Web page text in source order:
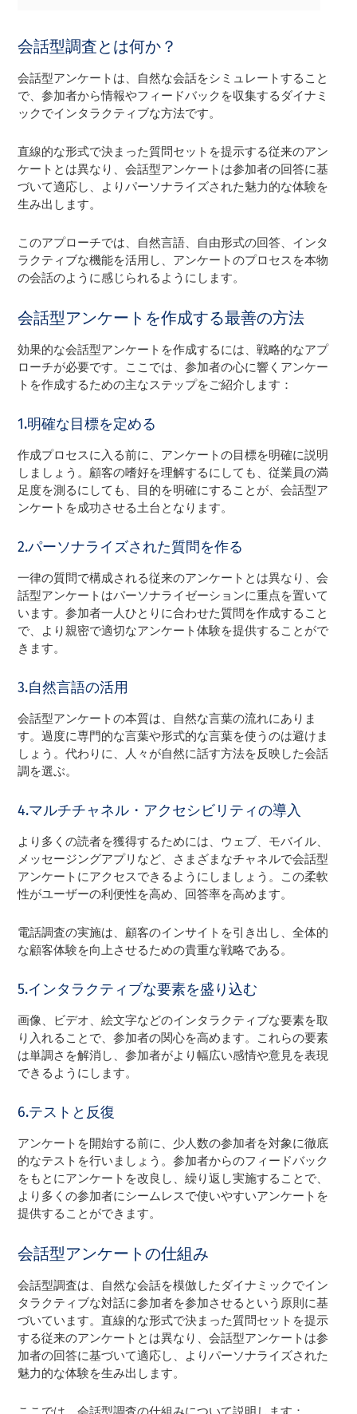
会話型調査とは何か？
会話型アンケートは、自然な会話をシミュレートすること
で、参加者から情報やフィードバックを収集するダイナミ
ックでインタラクティブな方法です。
直線的な形式で決まった質問セットを提示する従来のアン
ケートとは異なり、会話型アンケートは参加者の回答に基
づいて適応し、よりパーソナライズされた魅力的な体験を
生み出します。
このアプローチでは、自然言語、自由形式の回答、インタ
ラクティブな機能を活用し、アンケートのプロセスを本物
の会話のように感じられるようにします。
会話型アンケートを作成する最善の方法
効果的な会話型アンケートを作成するには、戦略的なアプ
ローチが必要です。ここでは、参加者の心に響くアンケー
トを作成するための主なステップをご紹介します：
1.明確な目標を定める
作成プロセスに入る前に、アンケートの目標を明確に説明
しましょう。顧客の嗜好を理解するにしても、従業員の満
足度を測るにしても、目的を明確にすることが、会話型ア
ンケートを成功させる土台となります。
2.パーソナライズされた質問を作る
一律の質問で構成される従来のアンケートとは異なり、会
話型アンケートはパーソナライゼーションに重点を置いて
います。参加者一人ひとりに合わせた質問を作成すること
で、より親密で適切なアンケート体験を提供することがで
きます。
3.自然言語の活用
会話型アンケートの本質は、自然な言葉の流れにありま
す。過度に専門的な言葉や形式的な言葉を使うのは避けま
しょう。代わりに、人々が自然に話す方法を反映した会話
調を選ぶ。
4.マルチチャネル・アクセシビリティの導入
より多くの読者を獲得するためには、ウェブ、モバイル、
メッセージングアプリなど、さまざまなチャネルで会話型
アンケートにアクセスできるようにしましょう。この柔軟
性がユーザーの利便性を高め、回答率を高めます。
電話調査の実施は、顧客のインサイトを引き出し、全体的
な顧客体験を向上させるための貴重な戦略である。
5.インタラクティブな要素を盛り込む
画像、ビデオ、絵文字などのインタラクティブな要素を取
り入れることで、参加者の関心を高めます。これらの要素
は単調さを解消し、参加者がより幅広い感情や意見を表現
できるようにします。
6.テストと反復
アンケートを開始する前に、少人数の参加者を対象に徹底
的なテストを行いましょう。参加者からのフィードバック
をもとにアンケートを改良し、繰り返し実施することで、
より多くの参加者にシームレスで使いやすいアンケートを
提供することができます。
会話型アンケートの仕組み
会話型調査は、自然な会話を模倣したダイナミックでイン
タラクティブな対話に参加者を参加させるという原則に基
づいています。直線的な形式で決まった質問セットを提示
する従来のアンケートとは異なり、会話型アンケートは参
加者の回答に基づいて適応し、よりパーソナライズされた
魅力的な体験を生み出します。